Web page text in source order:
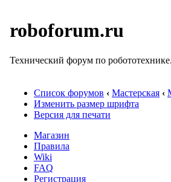
roboforum.ru
Технический форум по робототехнике.
Список форумов ‹ Мастерская ‹
Изменить размер шрифта
Версия для печати
Магазин
Правила
Wiki
FAQ
Регистрация